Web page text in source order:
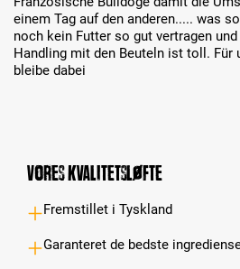
einem Tag auf den anderen..... was
noch kein Futter so gut vertragen
Handling mit den Beuteln ist toll. Für
bleibe dabei
Vores kvalitetsløfte
Fremstillet i Tyskland
Garanteret de bedste